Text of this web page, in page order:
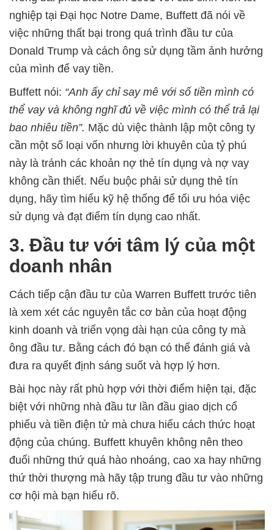
nghiệp tại Đại học Notre Dame, Buffett đã nói về
việc những thất bại trong quá trình đầu tư của
Donald Trump và cách ông sử dụng tầm ảnh hưởng
của mình để vay tiền.
Buffett nói: “Anh ấy chỉ say mê với số tiền mình có
thể vay và không nghĩ đủ về việc mình có thể trả lại
bao nhiêu tiền”. Mặc dù việc thành lập một công ty
cần một số loại vốn nhưng lời khuyên của tỷ phú
này là tránh các khoản nợ thẻ tín dụng và nợ vay
không cần thiết. Nếu buộc phải sử dụng thẻ tín
dụng, hãy tìm hiểu kỹ hệ thống để tối ưu hóa việc
sử dụng và đạt điểm tín dụng cao nhất.
3. Đầu tư với tâm lý của một
doanh nhân
Cách tiếp cận đầu tư của Warren Buffett trước tiên
là xem xét các nguyên tắc cơ bản của hoạt động
kinh doanh và triển vọng dài hạn của công ty mà
ông đầu tư. Bằng cách đó bạn có thể đánh giá và
đưa ra quyết định sáng suốt và hợp lý hơn.
Bài học này rất phù hợp với thời điểm hiện tại, đặc
biệt với những nhà đầu tư lần đầu giao dịch cổ
phiếu và tiền điện tử mà chưa hiểu cách thức hoạt
động của chúng. Buffett khuyên không nên theo
đuổi những thứ quá hào nhoáng, cao xa hay những
thứ thời thượng mà hãy tập trung đầu tư vào những
cơ hội mà bạn hiểu rõ.